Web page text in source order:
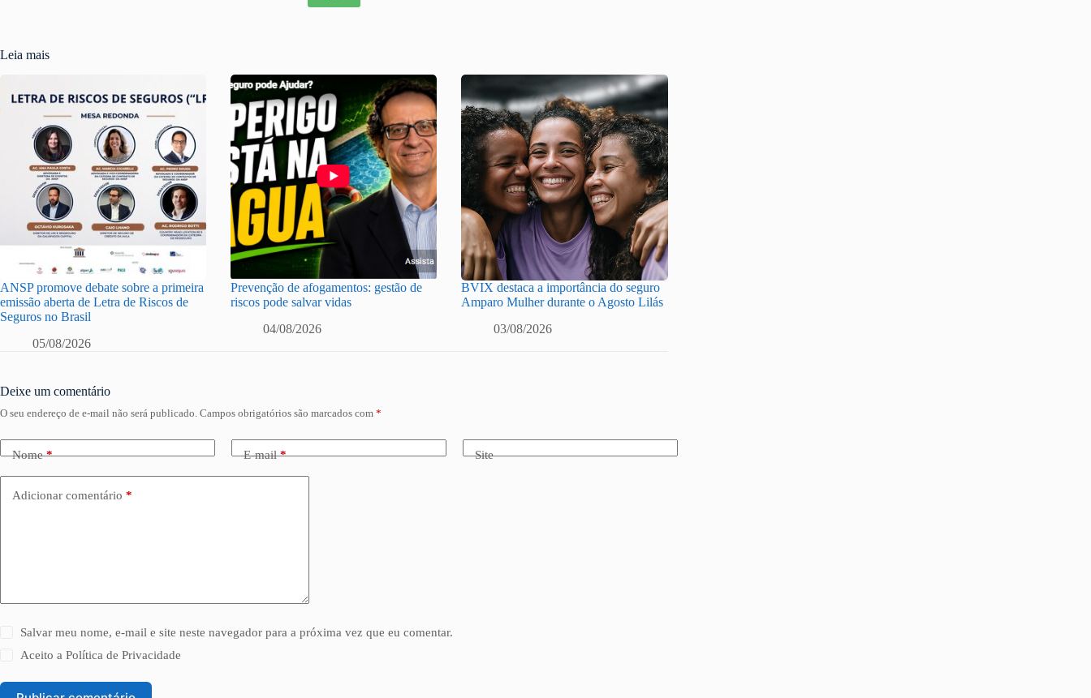
Leia mais
ANSP promove debate sobre a primeira
emissão aberta de Letra de Riscos de
Seguros no Brasil
05/08/2026
Prevenção de afogamentos: gestão de
riscos pode salvar vidas
04/08/2026
BVIX destaca a importância do seguro
Amparo Mulher durante o Agosto Lilás
03/08/2026
Deixe um comentário
O seu endereço de e-mail não será publicado. Campos obrigatórios são marcados com *
Nome* E-mail* Site
Adicionar comentário *
Salvar meu nome, e-mail e site neste navegador para a próxima vez que eu comentar.
Aceito aPolítica de Privacidade